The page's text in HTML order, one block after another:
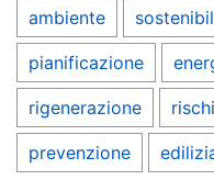
ambiente
pianificazione
rigenerazione
prevenzione